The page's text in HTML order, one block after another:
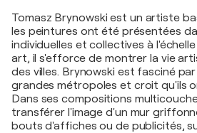
Tomasz Brynowski est un artiste
les peintures ont été présentées
individuelles et collectives à
art, il s'efforce de montrer la vie
des villes. Brynowski est fasciné
grandes métropoles et croit qu'ils
Dans ses compositions
transférer l'image d'un mur
bouts d'affiches ou de publicités,